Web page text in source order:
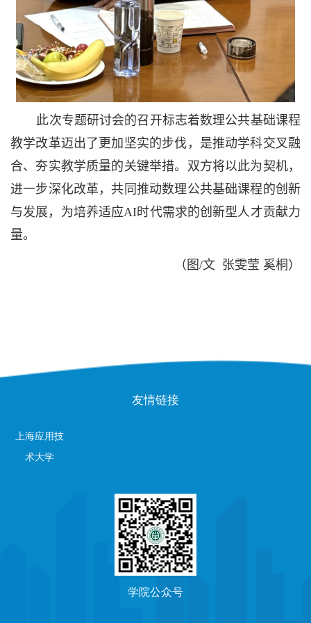
此次专题研讨会的召开标志着数理公共基础课程
教学改革迈出了更加坚实的步伐，是推动学科交叉融
合、夯实教学质量的关键举措。双方将以此为契机，
进一步深化改革，共同推动数理公共基础课程的创新
与发展，为培养适应AI时代需求的创新型人才贡献力
量。
（图/文 张雯莹 奚桐）
友情链接
上海应用技
术大学
学院公众号